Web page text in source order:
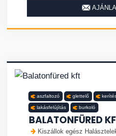
aszfaltozó glettelő
lakásfelújítás burkoló
BALATONFÜRED
Kiszállok egész